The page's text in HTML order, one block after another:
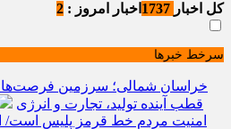
کل اخبار اخبار امروز : 2
سرخط خبرها
خراسان شمالی؛ سرزمین
قطب آینده تولید، تجارت و انرژی